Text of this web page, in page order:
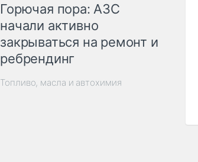
Горючая пора: АЗС
начали активно
закрываться на ремонт и
ребрендинг
Топливо, масла и автохимия